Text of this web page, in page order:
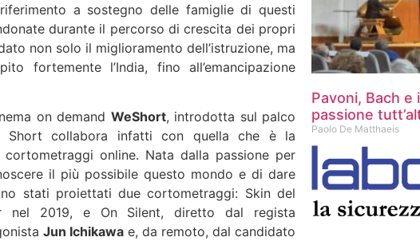
a sostegno delle famiglie di questi
durante il percorso di crescita dei propri
non solo il miglioramento dell’istruzione, ma
fortemente l’India, fino all’emancipazione
on demand WeShort, introdotta sul palco
Short collabora infatti con quella che è la
online. Nata dalla passione per
il più possibile questo mondo e di dare
stati proiettati due cortometraggi: Skin del
nel 2019, e On Silent, diretto dal regista
Jun Ichikawa e, da remoto, dal candidato
Pavoni, Bach e
passione
Paolo De Matthaeis